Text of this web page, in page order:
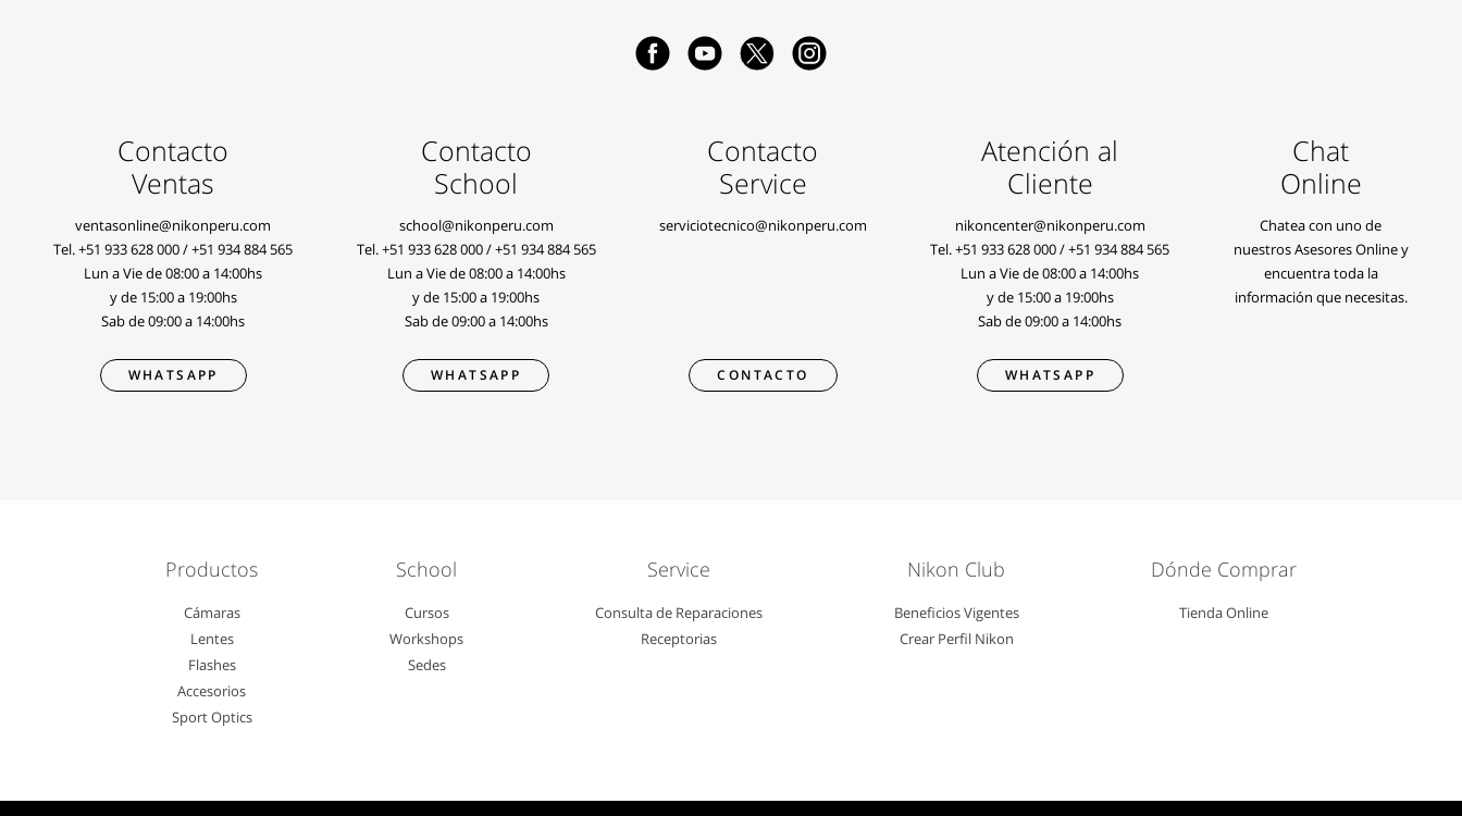
Contacto
Ventas
ventasonline@nikonperu.com
Tel.+51 933 628 000/+51 934 884 565
Lun a Vie de 08:00 a 14:00hs
y de 15:00 a 19:00hs
Sab de 09:00 a 14:00hs
WHATSAPP
Contacto
School
school@nikonperu.com
Tel.+51 933 628 000/+51 934 884 565
Lun a Vie de 08:00 a 14:00hs
y de 15:00 a 19:00hs
Sab de 09:00 a 14:00hs
WHATSAPP
Contacto
Service
serviciotecnico@nikonperu.com
CONTACTO
Atención al
Cliente
nikoncenter@nikonperu.com
Tel.+51 933 628 000/+51 934 884 565
Lun a Vie de 08:00 a 14:00hs
y de 15:00 a 19:00hs
Sab de 09:00 a 14:00hs
WHATSAPP
Chat
Online
Chatea con uno de
nuestros Asesores Online y
encuentra toda la
información que necesitas.
Productos
Cámaras
Lentes
Flashes
Accesorios
Sport Optics
School
Cursos
Workshops
Sedes
Service
Consulta de Reparaciones
Receptorias
Nikon Club
Beneficios Vigentes
Crear Perfil Nikon
Dónde Comprar
Tienda Online